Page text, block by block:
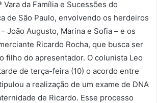
da Família e Sucessões do
de São Paulo, envolvendo os herdeiros
João Augusto, Marina e Sofia – e os
Ricardo Rocha, que busca ser
filho do apresentador. O colunista Leo
de terça-feira (10) o acordo entre
a realização de um exame de DNA
de Ricardo. Esse processo